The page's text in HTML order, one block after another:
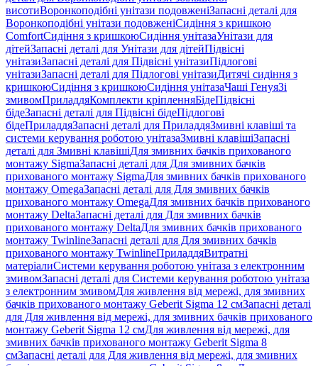
висотиВоронкоподібні унітази подовженіЗапасні деталі для
Воронкоподібні унітази подовженіСидіння з кришкою
ComfortСидіння з кришкоюСидіння унітазаУнітази для
дітейЗапасні деталі для Унітази для дітейПідвісні
унітазиЗапасні деталі для Підвісні унітазиПідлогові
унітазиЗапасні деталі для Підлогові унітазиДитячі сидіння з
кришкоюСидіння з кришкоюСидіння унітазаЧаші ГенуяЗі
змивомПриладдяКомплекти кріпленняБідеПідвісні
бідеЗапасні деталі для Підвісні бідеПідлогові
бідеПриладдяЗапасні деталі для ПриладдяЗмивні клавіші та
системи керування роботою унітазаЗмивні клавішіЗапасні
деталі для Змивні клавішіДля змивних бачків прихованого
монтажу SigmaЗапасні деталі для Для змивних бачків
прихованого монтажу SigmaДля змивних бачків прихованого
монтажу OmegaЗапасні деталі для Для змивних бачків
прихованого монтажу OmegaДля змивних бачків прихованого
монтажу DeltaЗапасні деталі для Для змивних бачків
прихованого монтажу DeltaДля змивних бачків прихованого
монтажу TwinlineЗапасні деталі для Для змивних бачків
прихованого монтажу TwinlineПриладдяВитратні
матеріалиСистеми керування роботою унітаза з електронним
змивомЗапасні деталі для Системи керування роботою унітаза
з електронним змивомДля живлення від мережі, для змивних
бачків прихованого монтажу Geberit Sigma 12 смЗапасні деталі
для Для живлення від мережі, для змивних бачків прихованого
монтажу Geberit Sigma 12 смДля живлення від мережі, для
змивних бачків прихованого монтажу Geberit Sigma 8
смЗапасні деталі для Для живлення від мережі, для змивних